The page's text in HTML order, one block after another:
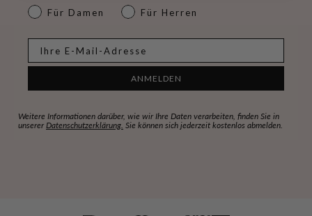
dames & heren
Für Damen Für Herren
ANMELDEN
Weitere Informationen darüber, wie wir Ihre Daten verarbeiten, finden Sie in
unserer Datenschutzerklärung. Sie können sich jederzeit kostenlos abmelden.